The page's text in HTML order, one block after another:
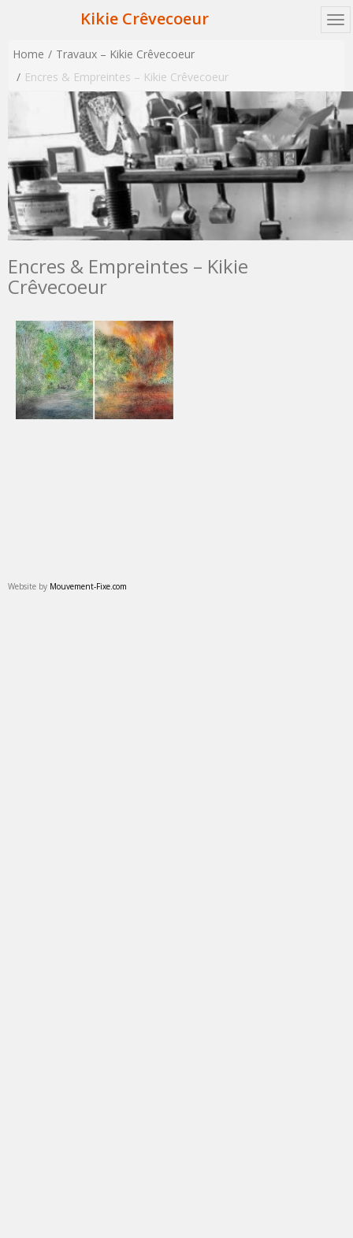
Kikie Crêvecoeur
Home
Travaux – Kikie Crêvecoeur
Encres & Empreintes – Kikie Crêvecoeur
Encres & Empreintes – Kikie
Crêvecoeur
Website by Mouvement-Fixe.com